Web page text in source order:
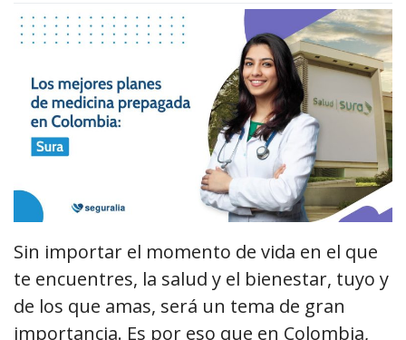
Sin importar el momento de vida en el que
te encuentres, la salud y el bienestar, tuyo y
de los que amas, será un tema de gran
importancia. Es por eso que en Colombia,